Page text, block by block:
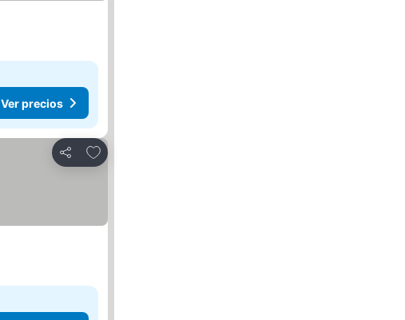
Ver precios
Compartir
Agregar a favoritos